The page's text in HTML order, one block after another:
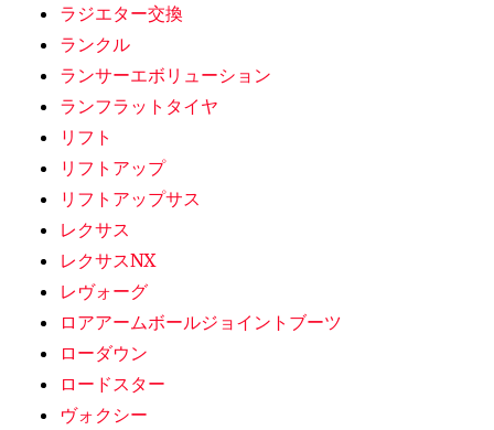
ラジエター交換
ランクル
ランサーエボリューション
ランフラットタイヤ
リフト
リフトアップ
リフトアップサス
レクサス
レクサスNX
レヴォーグ
ロアアームボールジョイントブーツ
ローダウン
ロードスター
ヴォクシー